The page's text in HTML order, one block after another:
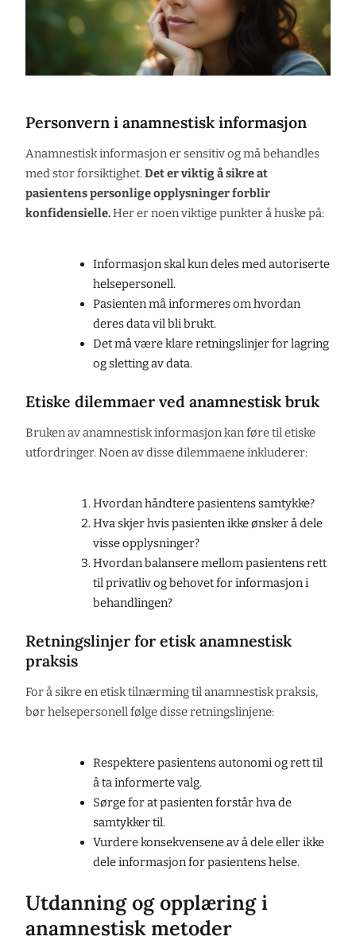
Personvern i anamnestisk informasjon
Anamnestisk informasjon er sensitiv og må behandles
med stor forsiktighet.Det er viktig å sikre at
pasientens personlige opplysninger forblir
konfidensielle.Her er noen viktige punkter å huske på:
Informasjon skal kun deles med autoriserte
helsepersonell.
Pasienten må informeres om hvordan
deres data vil bli brukt.
Det må være klare retningslinjer for lagring
og sletting av data.
Etiske dilemmaer ved anamnestisk bruk
Bruken av anamnestisk informasjon kan føre til etiske
utfordringer. Noen av disse dilemmaene inkluderer:
Hvordan håndtere pasientens samtykke?
Hva skjer hvis pasienten ikke ønsker å dele
visse opplysninger?
Hvordan balansere mellom pasientens rett
til privatliv og behovet for informasjon i
behandlingen?
Retningslinjer for etisk anamnestisk
praksis
For å sikre en etisk tilnærming til anamnestisk praksis,
bør helsepersonell følge disse retningslinjene:
Respektere pasientens autonomi og rett til
å ta informerte valg.
Sørge for at pasienten forstår hva de
samtykker til.
Vurdere konsekvensene av å dele eller ikke
dele informasjon for pasientens helse.
Utdanning og opplæring i
anamnestisk metoder